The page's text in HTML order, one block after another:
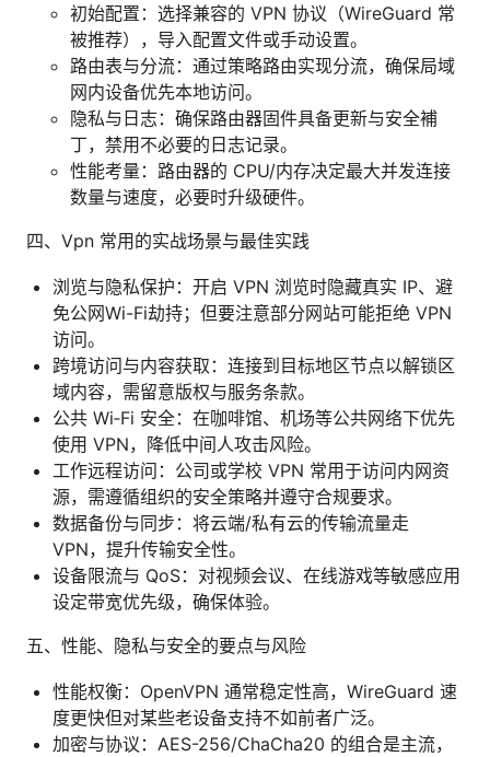
初始配置：选择兼容的 VPN 协议（WireGuard 常
被推荐），导入配置文件或手动设置。
路由表与分流：通过策略路由实现分流，确保局域
网内设备优先本地访问。
隐私与日志：确保路由器固件具备更新与安全補
丁，禁用不必要的日志记录。
性能考量：路由器的 CPU/内存决定最大并发连接
数量与速度，必要时升级硬件。
四、Vpn 常用的实战场景与最佳实践
浏览与隐私保护：开启 VPN 浏览时隐藏真实 IP、避
免公网Wi-Fi劫持；但要注意部分网站可能拒绝 VPN
访问。
跨境访问与内容获取：连接到目标地区节点以解锁区
域内容，需留意版权与服务条款。
公共 Wi‑Fi 安全：在咖啡馆、机场等公共网络下优先
使用 VPN，降低中间人攻击风险。
工作远程访问：公司或学校 VPN 常用于访问内网资
源，需遵循组织的安全策略并遵守合规要求。
数据备份与同步：将云端/私有云的传输流量走
VPN，提升传输安全性。
设备限流与 QoS：对视频会议、在线游戏等敏感应用
设定带宽优先级，确保体验。
五、性能、隐私与安全的要点与风险
性能权衡：OpenVPN 通常稳定性高，WireGuard 速
度更快但对某些老设备支持不如前者广泛。
加密与协议：AES-256/ChaCha20 的组合是主流，